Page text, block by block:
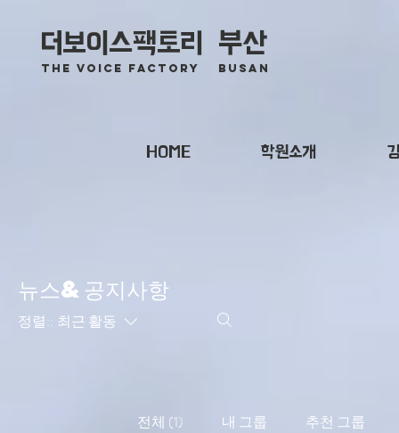
더보이스팩토리
The voice Factory
부산
BuSAN​
HOME 학원소개
뉴스&공지사항
정렬:: 최근 활동
전체 (1) 내 그룹 추천 그룹